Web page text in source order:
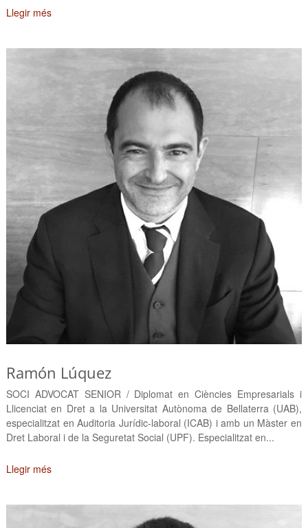
Llegir més
Ramón Lúquez
SOCI ADVOCAT SENIOR / Diplomat en Ciències Empresarials i
Llicenciat en Dret a la Universitat Autònoma de Bellaterra (UAB),
especialitzat en Auditoria Jurídic-laboral (ICAB) i amb un Màster en
Dret Laboral i de la Seguretat Social (UPF). Especialitzat en...
Llegir més